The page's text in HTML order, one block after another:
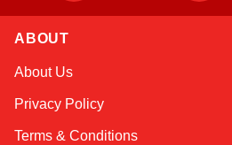
ABOUT
About Us
Privacy Policy
Terms & Conditions